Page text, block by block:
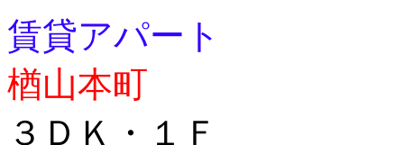
賃貸アパート
楢山本町
３ＤＫ・１Ｆ